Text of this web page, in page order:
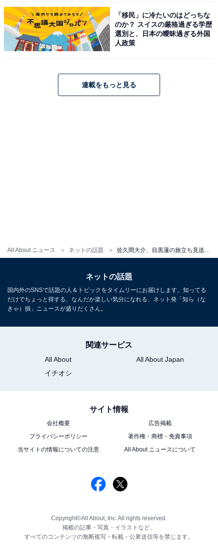
All About ニュース ネットの話題 佐久間大介、目黒蓮の旅立ち見送り話題に！ 高級腕時計のサプライズも「最高の仲間愛」「泣きそうに」
「移民」に冷たいのはどっちな
のか？ スイスの厳格過ぎる学歴
選別と、日本の曖昧過ぎる外国
人政策
連載をもっと見る
ネットの話題
国内外のSNSで話題の人＆トピックをタイムリーにお届けします。知ってる
だけでちょっと得する、なんだか楽しい気分になれる、ネット発「知ら（な
きゃ）損」ニュースが盛りだくさん。
関連サービス
All About
All About Japan
イチオシ
サイト情報
会社概要
広告掲載
プライバシーポリシー
著作権・商標・免責事項
当サイトの情報についての注意
All About ニュースについて
Copyright©All About, Inc. All rights reserved.
掲載の記事・写真・イラストなど、
すべてのコンテンツの無断複写・転載・公衆送信等を禁じます。